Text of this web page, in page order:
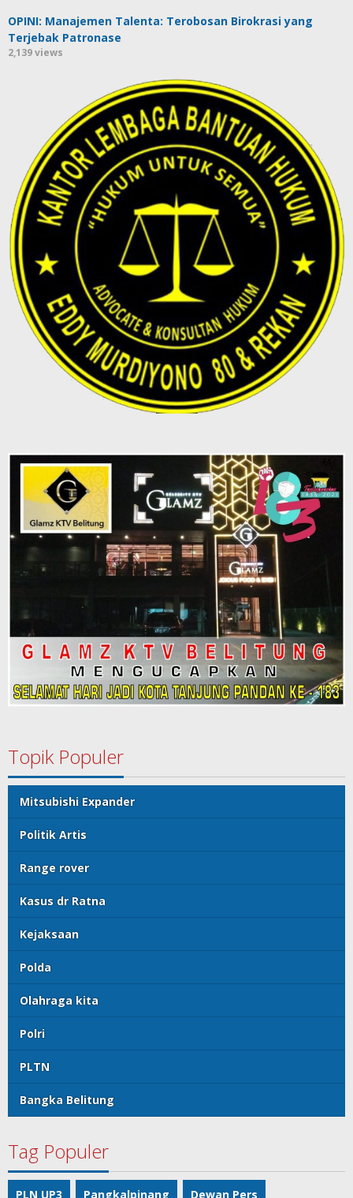
OPINI: Manajemen Talenta: Terobosan Birokrasi yang
Terjebak Patronase
2,139 views
Topik Populer
Mitsubishi Expander
Politik Artis
Range rover
Kasus dr Ratna
Kejaksaan
Polda
Olahraga kita
Polri
PLTN
Bangka Belitung
Tag Populer
PLN UP3 Pangkalpinang Dewan Pers